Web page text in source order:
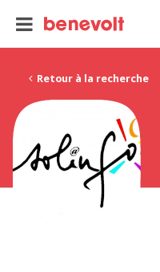
Retour à la recherche